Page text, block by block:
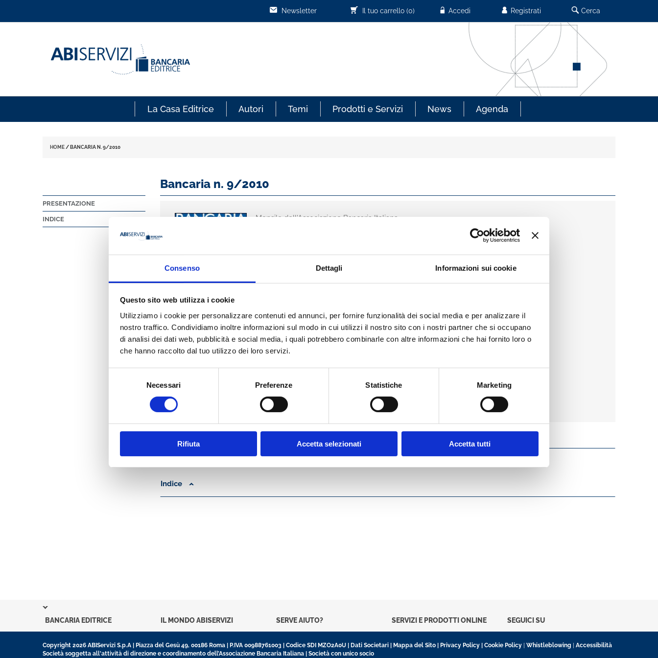
Consenso Dettagli Informazioni sui cookie
Questo sito web utilizza i cookie
Utilizziamo i cookie per personalizzare contenuti ed annunci, per fornire funzionalità dei social media e per analizzare il
nostro traffico. Condividiamo inoltre informazioni sul modo in cui utilizzi il nostro sito con i nostri partner che si occupano
di analisi dei dati web, pubblicità e social media, i quali potrebbero combinarle con altre informazioni che hai fornito loro o
che hanno raccolto dal tuo utilizzo dei loro servizi.
Necessari Preferenze Statistiche Marketing
Rifiuta Accetta selezionati Accetta tutti
Cerca
Registrati
Accedi
Il tuo carrello (0)
Newsletter
La Casa Editrice Autori Temi Prodotti e Servizi News Agenda
HOME / BANCARIA N. 9/2010
PRESENTAZIONE
INDICE
Bancaria n. 9/2010
Mensile dell'Associazione Bancaria Italiana
Editore
Bancaria Editrice
Prezzo
€ 15,00
IVA assolta dall'editore
Indice
BANCARIA EDITRICE IL MONDO ABISERVIZI SERVE AIUTO? SERVIZI E PRODOTTI ONLINE SEGUICI SU
Copyright 2026 ABIServizi S.p.A | Piazza del Gesù 49, 00186 Roma | P.IVA 00988761003 | Codice SDI MZO2A0U | Dati Societari Mappa del Sito Privacy Policy Cookie Policy Whistleblowing
Accessibilità
Società soggetta all'attività di direzione e coordinamento dell’Associazione Bancaria Italiana | Società con unico socio